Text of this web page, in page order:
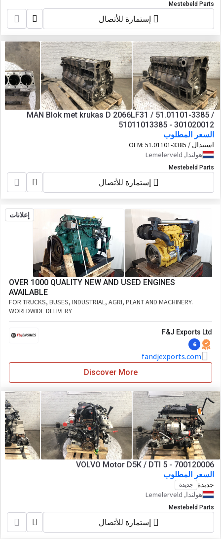
Mestebeld Parts
إستمارة للأتصال
MAN Blok met krukas D 2066LF31 / 51.01101-3385 /
51011013385 - 301020012
السعر المطلوب
استبدال OEM: 51.01101-3385 /
51011013385
هولندا, Lemelerveld
Mestebeld Parts
إستمارة للأتصال
إعلانات
OVER 1000 QUALITY NEW AND USED ENGINES
AVAILABLE
FOR TRUCKS, BUSES, INDUSTRIAL, AGRI, PLANT AND MACHINERY.
WORLDWIDE DELIVERY
F&J Exports Ltd
6
fandjexports.com
Discover More
VOLVO Motor D5K / DTI 5 - 700120006
السعر المطلوب
جديدة جديدة
هولندا, Lemelerveld
Mestebeld Parts
إستمارة للأتصال